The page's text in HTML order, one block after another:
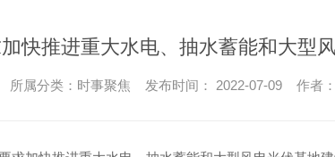
快推进重大水电、抽水蓄能和大型
所属分类：时事聚焦 发布时间： 2022-07-09 作者：